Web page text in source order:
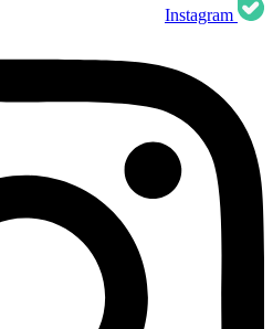
Instagram